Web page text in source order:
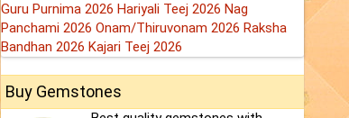
Guru Purnima 2026 Hariyali Teej 2026 Nag
Panchami 2026 Onam/Thiruvonam 2026 Raksha
Bandhan 2026 Kajari Teej 2026
Buy Gemstones